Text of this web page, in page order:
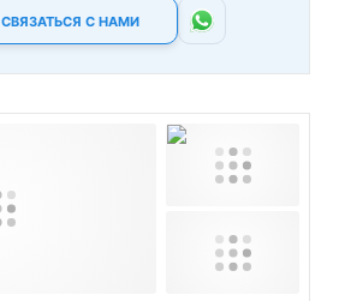
СВЯЗАТЬСЯ С НАМИ